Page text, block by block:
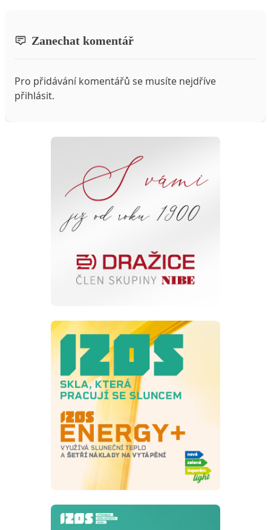
Zanechat komentář
Pro přidávání komentářů se musíte nejdříve
přihlásit.